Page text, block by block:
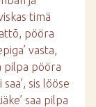
timä
pööra
vasta,
pilpa pööra
sis lööse
saa pilpa